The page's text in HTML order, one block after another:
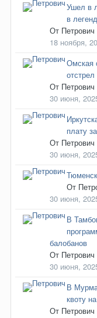
Ушел в
в
От Петрович
18 ноября,
Омская
От Петрович
30 июня,
плату
От Петрович
30 июня,
От
30 июня,
В
балобанов
От Петрович
30 июня,
В
квоту
От Петрович